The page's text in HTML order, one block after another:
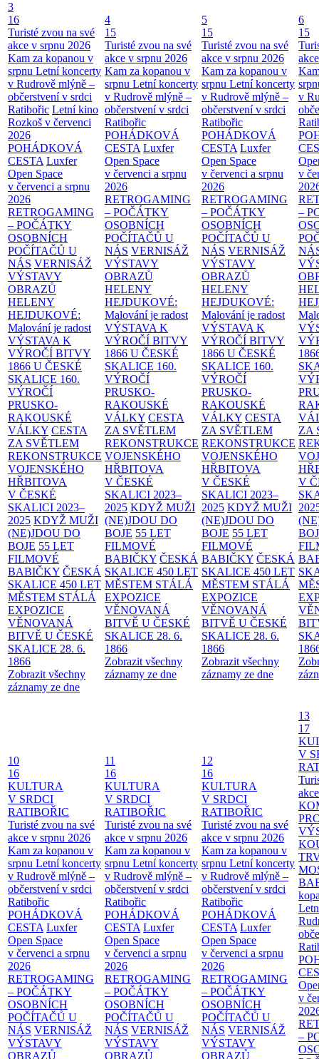
3
16
Turisté zvou na své
akce v srpnu 2026
Kam za kopanou v
srpnu Letní koncerty
v Rudrově mlýně –
občerstvení v srdci
Ratibořic Letní kino
Rozkoš v červenci
2026
POHÁDKOVÁ
CESTA Luxfer
Open Space
v červenci a srpnu
2026
RETROGAMING
– POČÁTKY
OSOBNÍCH
POČÍTAČŮ U
NÁS VERNISÁŽ
VÝSTAVY
OBRAZŮ
HELENY
HEJDUKOVÉ:
Malování je radost
VÝSTAVA K
VÝROČÍ BITVY
1866 U ČESKÉ
SKALICE 160.
VÝROČÍ
PRUSKO-
RAKOUSKÉ
VÁLKY CESTA
ZA SVĚTLEM
REKONSTRUKCE
VOJENSKÉHO
HŘBITOVA
V ČESKÉ
SKALICI 2023–
2025 KDYŽ MUŽI
(NE)JDOU DO
BOJE 55 LET
FILMOVÉ
BABIČKY ČESKÁ
SKALICE 450 LET
MĚSTEM STÁLÁ
EXPOZICE
VĚNOVANÁ
BITVĚ U ČESKÉ
SKALICE 28. 6.
1866
Zobrazit všechny
záznamy ze dne
4
15
Turisté zvou na své
akce v srpnu 2026
Kam za kopanou v
srpnu Letní koncerty
v Rudrově mlýně –
občerstvení v srdci
Ratibořic
POHÁDKOVÁ
CESTA Luxfer
Open Space
v červenci a srpnu
2026
RETROGAMING
– POČÁTKY
OSOBNÍCH
POČÍTAČŮ U
NÁS VERNISÁŽ
VÝSTAVY
OBRAZŮ
HELENY
HEJDUKOVÉ:
Malování je radost
VÝSTAVA K
VÝROČÍ BITVY
1866 U ČESKÉ
SKALICE 160.
VÝROČÍ
PRUSKO-
RAKOUSKÉ
VÁLKY CESTA
ZA SVĚTLEM
REKONSTRUKCE
VOJENSKÉHO
HŘBITOVA
V ČESKÉ
SKALICI 2023–
2025 KDYŽ MUŽI
(NE)JDOU DO
BOJE 55 LET
FILMOVÉ
BABIČKY ČESKÁ
SKALICE 450 LET
MĚSTEM STÁLÁ
EXPOZICE
VĚNOVANÁ
BITVĚ U ČESKÉ
SKALICE 28. 6.
1866
Zobrazit všechny
záznamy ze dne
5
15
Turisté zvou na své
akce v srpnu 2026
Kam za kopanou v
srpnu Letní koncerty
v Rudrově mlýně –
občerstvení v srdci
Ratibořic
POHÁDKOVÁ
CESTA Luxfer
Open Space
v červenci a srpnu
2026
RETROGAMING
– POČÁTKY
OSOBNÍCH
POČÍTAČŮ U
NÁS VERNISÁŽ
VÝSTAVY
OBRAZŮ
HELENY
HEJDUKOVÉ:
Malování je radost
VÝSTAVA K
VÝROČÍ BITVY
1866 U ČESKÉ
SKALICE 160.
VÝROČÍ
PRUSKO-
RAKOUSKÉ
VÁLKY CESTA
ZA SVĚTLEM
REKONSTRUKCE
VOJENSKÉHO
HŘBITOVA
V ČESKÉ
SKALICI 2023–
2025 KDYŽ MUŽI
(NE)JDOU DO
BOJE 55 LET
FILMOVÉ
BABIČKY ČESKÁ
SKALICE 450 LET
MĚSTEM STÁLÁ
EXPOZICE
VĚNOVANÁ
BITVĚ U ČESKÉ
SKALICE 28. 6.
1866
Zobrazit všechny
záznamy ze dne
6
15
v
v
–
ZA
V
10
16
KULTURA
V SRDCI
RATIBOŘIC
Turisté zvou na své
akce v srpnu 2026
Kam za kopanou v
srpnu Letní koncerty
v Rudrově mlýně –
občerstvení v srdci
Ratibořic
POHÁDKOVÁ
CESTA Luxfer
Open Space
v červenci a srpnu
2026
RETROGAMING
– POČÁTKY
OSOBNÍCH
POČÍTAČŮ U
NÁS VERNISÁŽ
VÝSTAVY
OBRAZŮ
11
16
KULTURA
V SRDCI
RATIBOŘIC
Turisté zvou na své
akce v srpnu 2026
Kam za kopanou v
srpnu Letní koncerty
v Rudrově mlýně –
občerstvení v srdci
Ratibořic
POHÁDKOVÁ
CESTA Luxfer
Open Space
v červenci a srpnu
2026
RETROGAMING
– POČÁTKY
OSOBNÍCH
POČÍTAČŮ U
NÁS VERNISÁŽ
VÝSTAVY
OBRAZŮ
12
16
KULTURA
V SRDCI
RATIBOŘIC
Turisté zvou na své
akce v srpnu 2026
Kam za kopanou v
srpnu Letní koncerty
v Rudrově mlýně –
občerstvení v srdci
Ratibořic
POHÁDKOVÁ
CESTA Luxfer
Open Space
v červenci a srpnu
2026
RETROGAMING
– POČÁTKY
OSOBNÍCH
POČÍTAČŮ U
NÁS VERNISÁŽ
VÝSTAVY
OBRAZŮ
13
17
V
v
–